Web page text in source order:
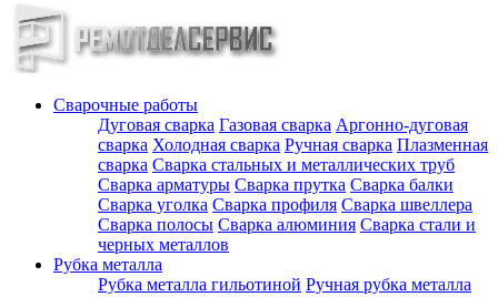
Сварочные работы
Дуговая сварка Газовая сварка Аргонно-дуговая
сварка Холодная сварка Ручная сварка Плазменная
сварка Сварка стальных и металлических труб
Сварка арматуры Сварка прутка Сварка балки
Сварка уголка Сварка профиля Сварка швеллера
Сварка полосы Сварка алюминия Сварка стали и
черных металлов
Рубка металла
Рубка металла гильотиной Ручная рубка металла